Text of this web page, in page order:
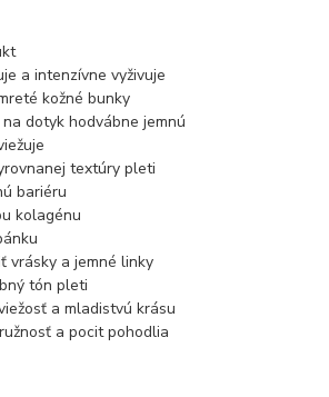
a intenzívne vyživuje
kožné bunky
dotyk hodvábne jemnú
textúry pleti
bariéru
kolagénu
vrásky a jemné linky
tón pleti
a mladistvú krásu
a pocit pohodlia